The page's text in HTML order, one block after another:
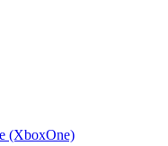
(XboxOne)